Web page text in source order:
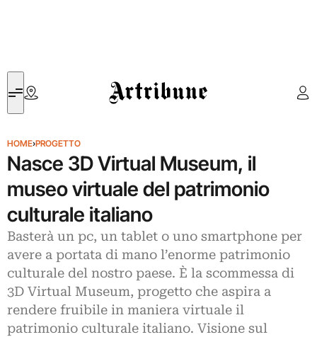
Artribune
HOME›PROGETTO
Nasce 3D Virtual Museum, il
museo virtuale del patrimonio
culturale italiano
Basterà un pc, un tablet o uno smartphone per
avere a portata di mano l’enorme patrimonio
culturale del nostro paese. È la scommessa di
3D Virtual Museum, progetto che aspira a
rendere fruibile in maniera virtuale il
patrimonio culturale italiano. Visione sul